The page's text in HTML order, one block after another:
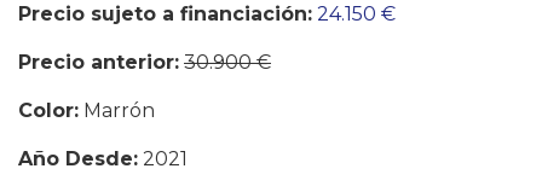
Precio sujeto a financiación: 24.150 €
Precio anterior: 30.900 €
Color: Marrón
Año Desde: 2021